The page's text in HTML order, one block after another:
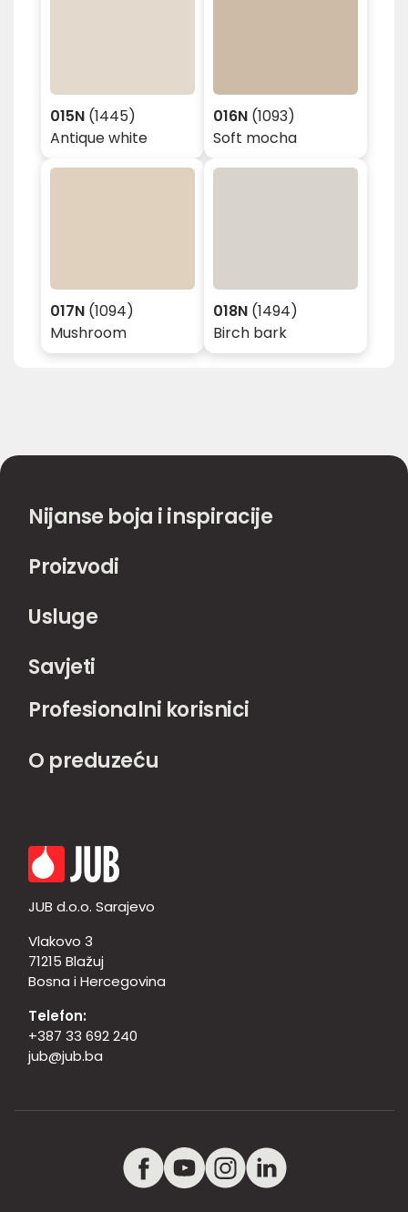
015N (1445)
Antique white
016N (1093)
Soft mocha
017N (1094)
Mushroom
018N (1494)
Birch bark
Nijanse boja i inspiracije
Proizvodi
Usluge
Savjeti
Profesionalni korisnici
O preduzeću
JUB d.o.o. Sarajevo
Vlakovo 3
71215 Blažuj
Bosna i Hercegovina
Telefon:
+387 33 692 240
jub@jub.ba